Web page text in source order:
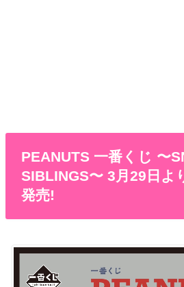
PEANUTS 一番くじ 〜
SIBLINGS〜 3月29日よ
発売!